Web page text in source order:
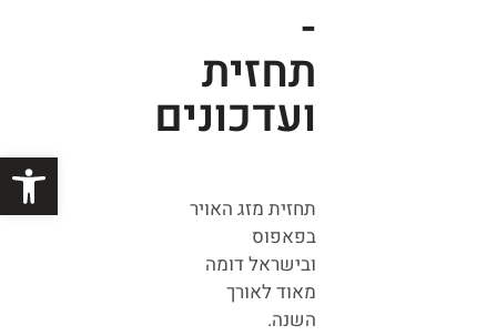
-
תחזית
ועדכונים
תחזית מזג האויר
בפאפוס
ובישראל דומה
מאוד לאורך
השנה.
פתח